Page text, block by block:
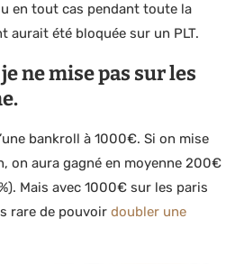
en tout cas pendant toute la
aurait été bloquée sur un PLT.
ne mise pas sur les
bankroll à 1000€. Si on mise
on aura gagné en moyenne 200€
Mais avec 1000€ sur les paris
rare de pouvoir doubler une